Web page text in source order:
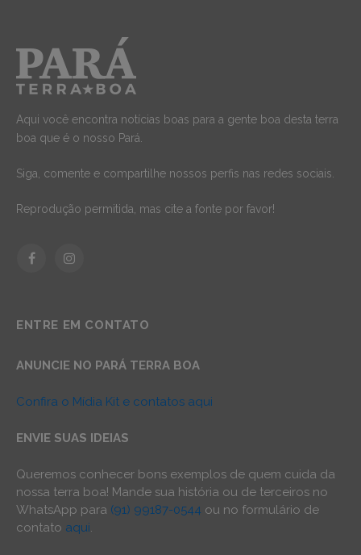
Aqui você encontra notícias boas para a gente boa desta terra
boa que é o nosso Pará.
Siga, comente e compartilhe nossos perfis nas redes sociais.
Reprodução permitida, mas cite a fonte por favor!
FacebookInstagram
ENTRE EM CONTATO
ANUNCIE NO PARÁ TERRA BOA
Confira o Mídia Kit e contatos aqui
ENVIE SUAS IDEIAS
Queremos conhecer bons exemplos de quem cuida da
nossa terra boa! Mande sua história ou de terceiros no
WhatsApp para (91) 99187-0544 ou no formulário de
contato aqui.